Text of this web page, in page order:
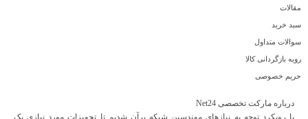
مقالات
سبد خرید
سوالات متداول
رویه بازگردانی کالا
حریم خصوصی
درباره مارکت تخصصی Net24
با رویکرد توجه به نیازهای مهندسین شبکه برآن شدیم تا تجهیزات مورد نیازی یک